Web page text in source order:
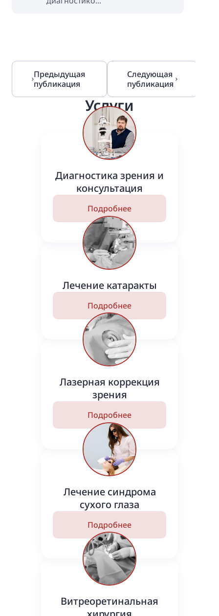
Предыдущая
публикация
Следующая
публикация
Услуги
Диагностика зрения и
консультация
Подробнее
Лечение катаракты
Подробнее
Лазерная коррекция
зрения
Подробнее
Лечение синдрома
сухого глаза
Подробнее
Витреоретинальная